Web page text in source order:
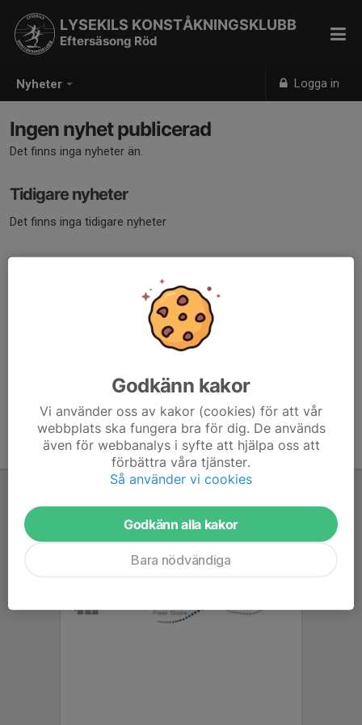
Nyheter Logga in
LYSEKILS KONSTÅKNINGSKLUBB
Eftersäsong Röd
Ingen nyhet publicerad
Det finns inga nyheter än.
Tidigare nyheter
Det finns inga tidigare nyheter
Godkänn kakor
Vi använder oss av kakor (cookies) för att vår
webbplats ska fungera bra för dig. De används
även för webbanalys i syfte att hjälpa oss att
förbättra våra tjänster.
Så använder vi cookies
Godkänn alla kakor
Bara nödvändiga